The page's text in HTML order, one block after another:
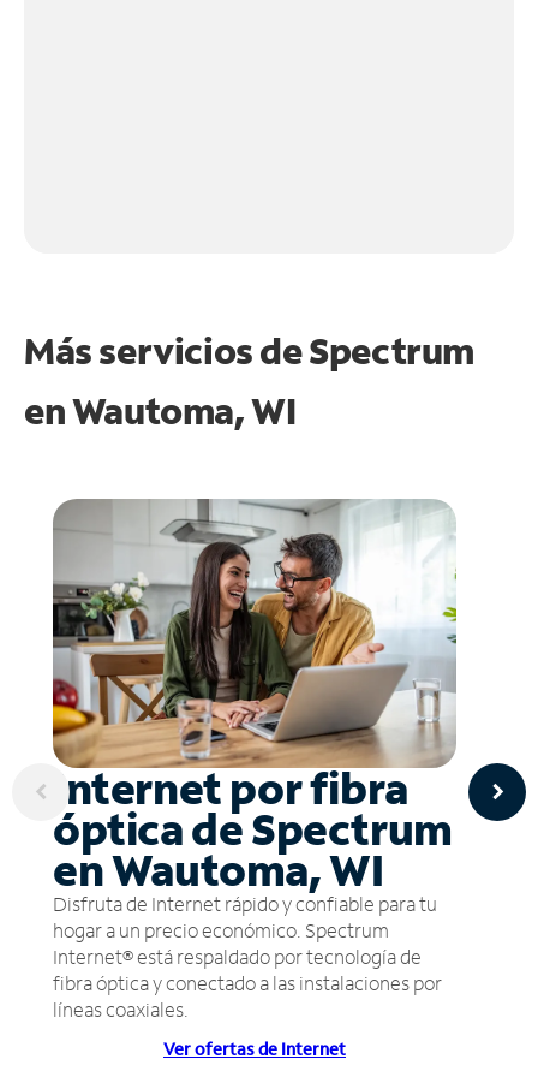
Más servicios de Spectrum
enWautoma, WI
Internet por fibra
óptica de Spectrum
en Wautoma, WI
Disfruta de Internet rápido y confiable para tu
hogar a un precio económico. Spectrum
Internet® está respaldado por tecnología de
fibra óptica y conectado a las instalaciones por
líneas coaxiales.
Ver ofertas de Internet